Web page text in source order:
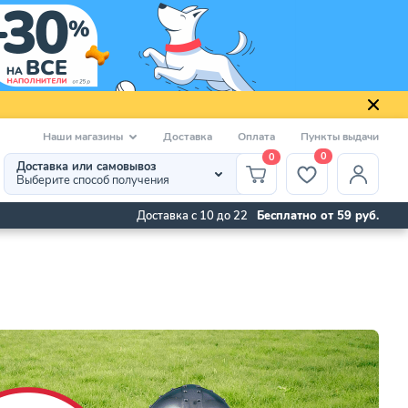
Наши магазины Доставка Оплата Пункты выдачи
Доставка или самовывоз
Выберите способ получения
0 0
Доставка с 10 до 22 Бесплатно от 59 руб.